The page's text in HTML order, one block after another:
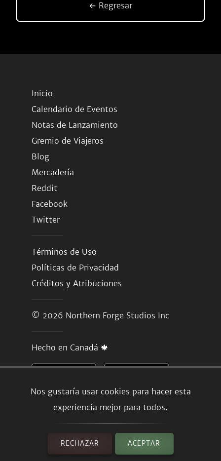
Nos gustaría usar cookies para hacer esta
experiencia mejor para todos.
RECHAZAR ACEPTAR
← Regresar
Inicio
Calendario de Eventos
Notas de Lanzamiento
Gremio de Viajeros
Blog
Mercadería
Reddit
Facebook
Twitter
Términos de Uso
Políticas de Privacidad
Créditos y Atribuciones
© 2026 Northern Forge Studios Inc
Hecho en Canadá 🍁